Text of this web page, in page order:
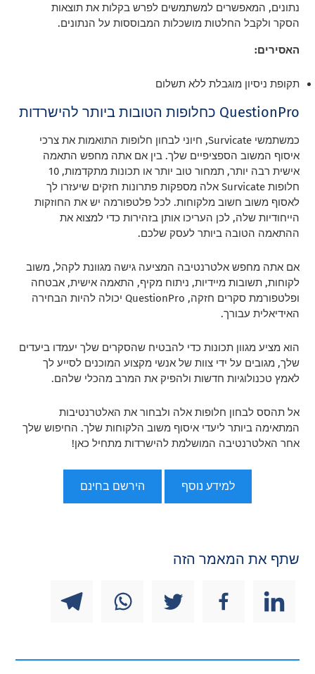
נתונים, המאפשרים למשתמשים לפרש בקלות את תוצאות
הסקר ולקבל החלטות מושכלות המבוססות על הנתונים.
האסירים:
תקופת ניסיון מוגבלת ללא תשלום
QuestionPro כחלופות הטובות ביותר להישרדות
כמשתמשי Survicate, חיוני לבחון חלופות התואמות את צרכי
איסוף המשוב הספציפיים שלך. בין אם אתה מחפש התאמה
אישית רבה יותר, תמחור טוב יותר או תכונות מתקדמות, 10
חלופות Survicate אלה מספקות פתרונות חזקים שיעזרו לך
לאסוף משוב חשוב מלקוחות. לכל פלטפורמה יש את החוזקות
הייחודיות שלה, לכן העריכו אותן בזהירות כדי למצוא את
ההתאמה הטובה ביותר לעסק שלכם.
אם אתה מחפש אלטרנטיבה המציעה גישה מגוונת לקהל, משוב
לקוחות, תשובות מיידיות, ניתוח מקיף, התאמה אישית, אבטחה
ופלטפורמת סקרים חזקה, QuestionPro יכולה להיות הבחירה
האידיאלית עבורך.
הוא מציע מגוון תכונות כדי להבטיח שהסקרים שלך יעמדו ביעדים
שלך, מגובים על ידי צוות של אנשי מקצוע המוכנים לסייע לך
לאמץ טכנולוגיות חדשות ולהפיק את המרב מהכלי שלהם.
אל תהסס לבחון חלופות אלה ולבחור את האלטרנטיבות
המתאימה ביותר ליעדי איסוף משוב הלקוחות שלך. החיפוש שלך
אחר האלטרנטיבה המושלמת להישרדות מתחיל כאן!
למידע נוסף הירשם בחינם
שתף את המאמר הזה